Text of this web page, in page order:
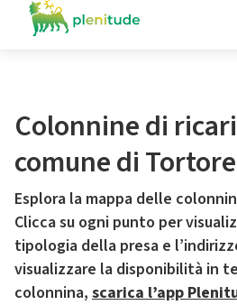
Colonnine di
comune di
Esplora la mappa delle
Clicca su ogni punto per
tipologia della presa e
visualizzare la disponibilità in
colonnina, scarica l’app